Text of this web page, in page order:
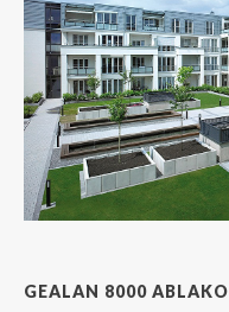
GEALAN 8000